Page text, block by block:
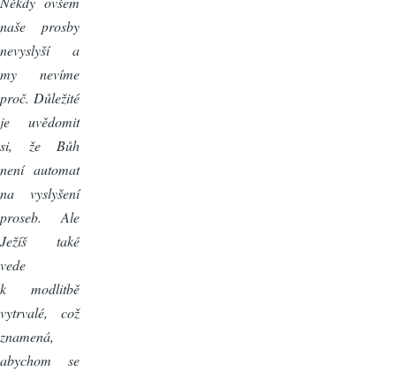
naše prosby
nevyslyší a
my nevíme
proč. Důležité
je uvědomit
si, že Bůh
není automat
na vyslyšení
proseb. Ale
Ježíš také
vede
k modlitbě
vytrvalé, což
znamená,
abychom se